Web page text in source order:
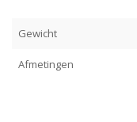
Gewicht
Afmetingen